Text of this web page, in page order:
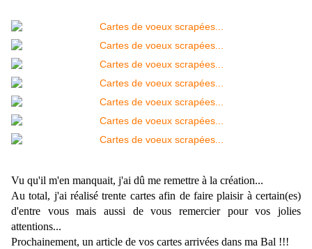
Vu qu'il m'en manquait, j'ai dû me remettre à la création...
Au total, j'ai réalisé trente cartes afin de faire plaisir à certain(es)
d'entre vous mais aussi de vous remercier pour vos jolies
attentions...
Prochainement, un article de vos cartes arrivées dans ma Bal !!!